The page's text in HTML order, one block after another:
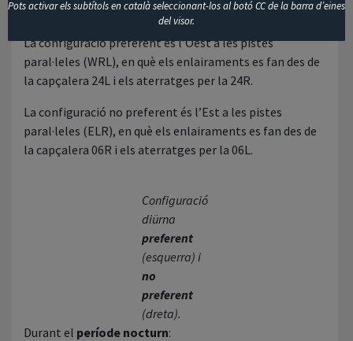
Pots activar els subtítols en català seleccionant-los al botó CC de la barra d’eines
del visor.
Durantel període diürn :
La configuració preferent és l’Oest a les pistes
paral·leles (WRL), en què els enlairaments es fan des de
la capçalera 24L i els aterratges per la 24R.
La configuració no preferent és l’Est a les pistes
paral·leles (ELR), en què els enlairaments es fan des de
la capçalera 06R i els aterratges per la 06L.
Configuració
diürna
preferent
(esquerra) i
no
preferent
(dreta).
Durant el període nocturn: